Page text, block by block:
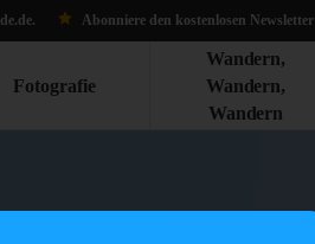
de.d e. Abonniere den kostenlosen Newsletter
Fotografie
Wandern,
Wandern,
Wandern